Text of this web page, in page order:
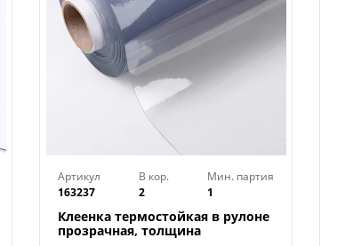
Артикул
163237
В кор.
2
Мин. партия
1
Клеенка термостойкая в рулоне
прозрачная, толщина